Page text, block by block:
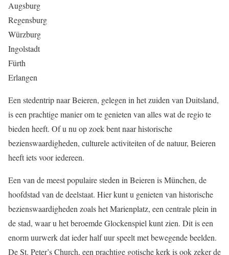
Augsburg
Regensburg
Würzburg
Ingolstadt
Fürth
Erlangen
Een stedentrip naar Beieren, gelegen in het zuiden van Duitsland,
is een prachtige manier om te genieten van alles wat de regio te
bieden heeft. Of u nu op zoek bent naar historische
bezienswaardigheden, culturele activiteiten of de natuur, Beieren
heeft iets voor iedereen.
Een van de meest populaire steden in Beieren is München, de
hoofdstad van de deelstaat. Hier kunt u genieten van historische
bezienswaardigheden zoals het Marienplatz, een centrale plein in
de stad, waar u het beroemde Glockenspiel kunt zien. Dit is een
enorm uurwerk dat ieder half uur speelt met bewegende beelden.
De St. Peter’s Church, een prachtige gotische kerk is ook zeker de